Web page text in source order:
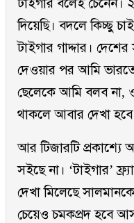
টাইগার বলেই চেনেন।
দিয়েছি। বদলে কিচ্ছু
টাইগার গাদ্দার।
দেওয়ার পর আমি
ছেলেকে আমি বলব না,
থাকলে আবার দেখা
আর টিজারটি
সইছে না। ‘টাইগার’
দেখা মিলেছে
চেয়েও চমকপ্রদ হবে